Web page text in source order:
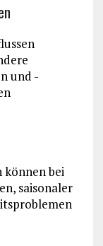
und -
können bei
saisonaler